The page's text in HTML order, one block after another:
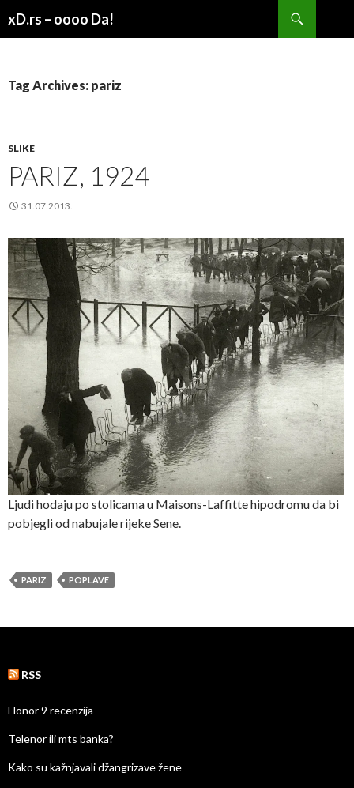
xD.rs – oooo Da!
Tag Archives: pariz
SLIKE
PARIZ, 1924
31.07.2013.
Ljudi hodaju po stolicama u Maisons-Laffitte hipodromu da bi
pobjegli od nabujale rijeke Sene.
PARIZ POPLAVE
RSS
Honor 9 recenzija
Telenor ili mts banka?
Kako su kažnjavali džangrizave žene